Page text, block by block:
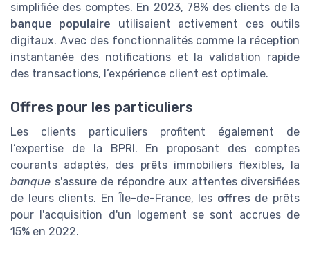
simplifiée des comptes. En 2023, 78% des clients de la
banque populaire utilisaient activement ces outils
digitaux. Avec des fonctionnalités comme la réception
instantanée des notifications et la validation rapide
des transactions, l’expérience client est optimale.
Offres pour les particuliers
Les clients particuliers profitent également de
l’expertise de la BPRI. En proposant des comptes
courants adaptés, des prêts immobiliers flexibles, la
banque s'assure de répondre aux attentes diversifiées
de leurs clients. En Île-de-France, les offres de prêts
pour l'acquisition d'un logement se sont accrues de
15% en 2022.